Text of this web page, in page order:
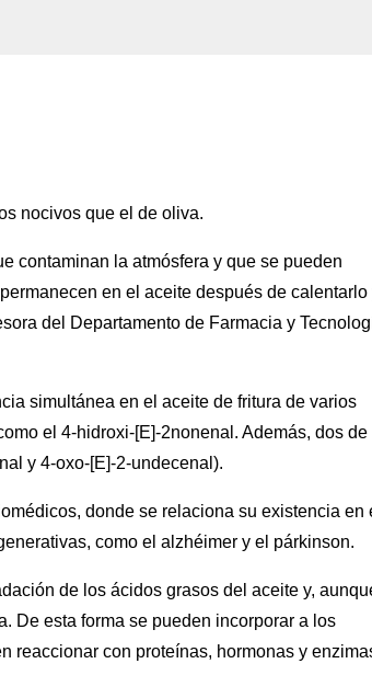
nocivos que el de oliva.
contaminan la atmósfera y que se pueden
en el aceite después de calentarlo
del Departamento de Farmacia y
simultánea en el aceite de fritura de varios
el 4-hidroxi-[E]-2nonenal. Además, dos de
y 4-oxo-[E]-2-undecenal).
donde se relaciona su existencia en
como el alzhéimer y el párkinson.
de los ácidos grasos del aceite y,
De esta forma se pueden incorporar a los
reaccionar con proteínas, hormonas y